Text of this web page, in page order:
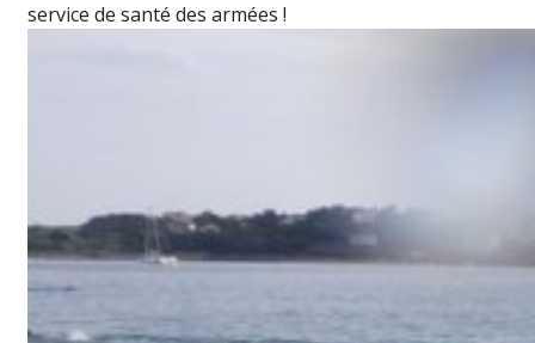
service de santé des armées !